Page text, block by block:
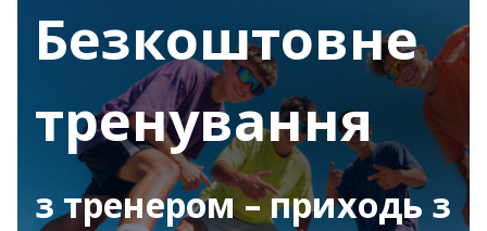
Безкоштовне
тренування
з тренером – приходь з